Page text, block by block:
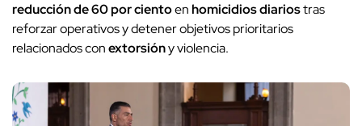
reducción de 60 por cientoenhomicidios diariostras
reforzar operativos y detener objetivos prioritarios
relacionados conextorsióny violencia.